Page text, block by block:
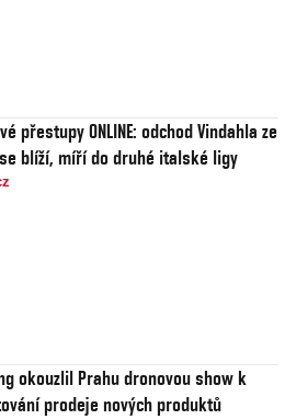
přestupy ONLINE: odchod Vindahla ze
blíží, míří do druhé italské ligy
okouzlil Prahu dronovou show k
prodeje nových produktů